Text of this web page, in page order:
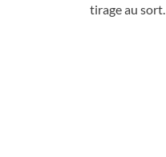
tirage au sort.